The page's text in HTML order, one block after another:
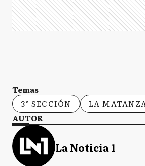
Temas
3° SECCIÓN
LA
AUTOR
La Noticia 1